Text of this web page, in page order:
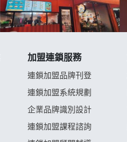
加盟連鎖服務
連鎖加盟品牌刊登
連鎖加盟系統規劃
企業品牌識別設計
連鎖加盟課程諮詢